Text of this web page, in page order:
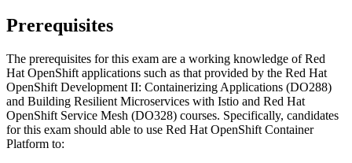
Prerequisites
The prerequisites for this exam are a working knowledge of Red
Hat OpenShift applications such as that provided by the Red Hat
OpenShift Development II: Containerizing Applications (DO288)
and Building Resilient Microservices with Istio and Red Hat
OpenShift Service Mesh (DO328) courses. Specifically, candidates
for this exam should able to use Red Hat OpenShift Container
Platform to: